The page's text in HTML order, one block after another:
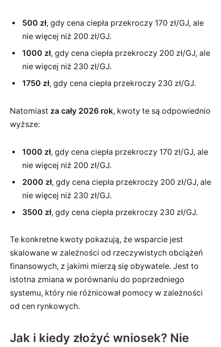
500 zł, gdy cena ciepła przekroczy 170 zł/GJ, ale
nie więcej niż 200 zł/GJ.
1000 zł, gdy cena ciepła przekroczy 200 zł/GJ, ale
nie więcej niż 230 zł/GJ.
1750 zł, gdy cena ciepła przekroczy 230 zł/GJ.
Natomiast za cały 2026 rok, kwoty te są odpowiednio
wyższe:
1000 zł, gdy cena ciepła przekroczy 170 zł/GJ, ale
nie więcej niż 200 zł/GJ.
2000 zł, gdy cena ciepła przekroczy 200 zł/GJ, ale
nie więcej niż 230 zł/GJ.
3500 zł, gdy cena ciepła przekroczy 230 zł/GJ.
Te konkretne kwoty pokazują, że wsparcie jest
skalowane w zależności od rzeczywistych obciążeń
finansowych, z jakimi mierzą się obywatele. Jest to
istotna zmiana w porównaniu do poprzedniego
systemu, który nie różnicował pomocy w zależności
od cen rynkowych.
Jak i kiedy złożyć wniosek? Nie